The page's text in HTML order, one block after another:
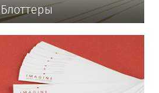
Блоттеры